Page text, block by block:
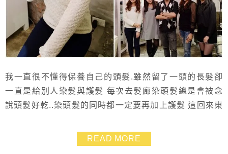
我一直很不懂得保養自己的頭髮.雖然留了一頭的長髮卻
一直是給別人染髮與護髮 每次去髮廊染頭髮總是會被念
說頭髮好乾..染頭髮的同時都一定要再加上護髮 這回來東
方便 因為我的頭髮又多又長.且比較乾澀.所以整整用掉三
盒.但是卻遠比去髮廊還要便宜 染完髮色非常飽和.頭髮也
READ MORE